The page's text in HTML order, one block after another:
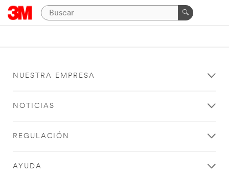
NUESTRA EMPRESA
NOTICIAS
REGULACIÓN
AYUDA